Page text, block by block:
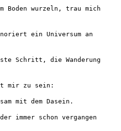
wurzeln, trau mich
ein Universum an
Schritt, die Wanderung
mir zu sein:
mit dem Dasein.
immer schon vergangen